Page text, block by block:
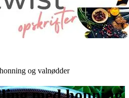
og valnødder